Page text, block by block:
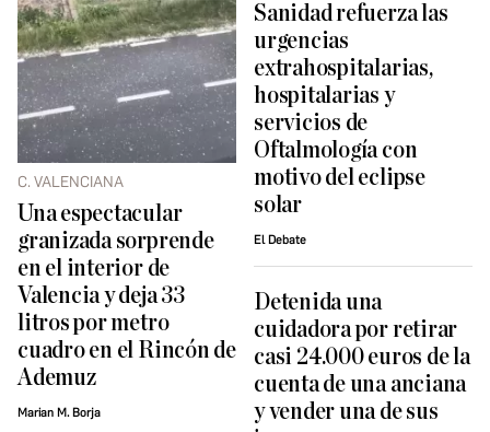
C. VALENCIANA
Una espectacular
granizada sorprende
en el interior de
Valencia y deja 33
litros por metro
cuadro en el Rincón de
Ademuz
Marian M. Borja
Sanidad refuerza las
urgencias
extrahospitalarias,
hospitalarias y
servicios de
Oftalmología con
motivo del eclipse
solar
El Debate
Detenida una
cuidadora por retirar
casi 24.000 euros de la
cuenta de una anciana
y vender una de sus